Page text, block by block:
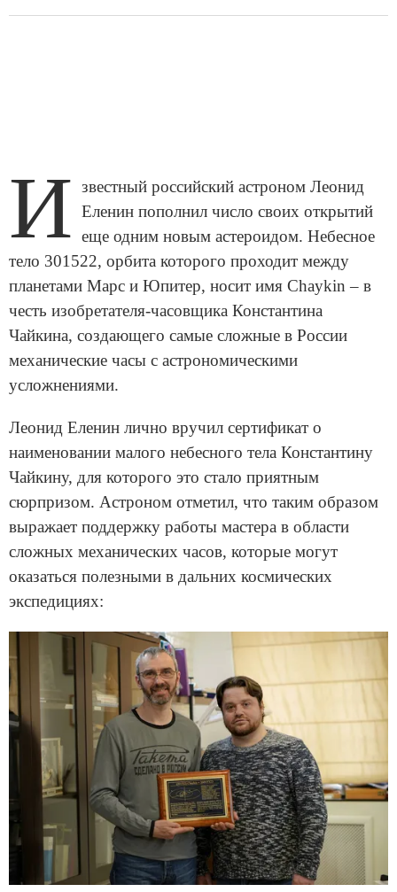
И звестный российский астроном Леонид
Еленин пополнил число своих открытий
еще одним новым астероидом. Небесное
тело 301522, орбита которого проходит между
планетами Марс и Юпитер, носит имя Chaykin – в
честь изобретателя-часовщика Константина
Чайкина, создающего самые сложные в России
механические часы с астрономическими
усложнениями.
Леонид Еленин лично вручил сертификат о
наименовании малого небесного тела Константину
Чайкину, для которого это стало приятным
сюрпризом. Астроном отметил, что таким образом
выражает поддержку работы мастера в области
сложных механических часов, которые могут
оказаться полезными в дальних космических
экспедициях: